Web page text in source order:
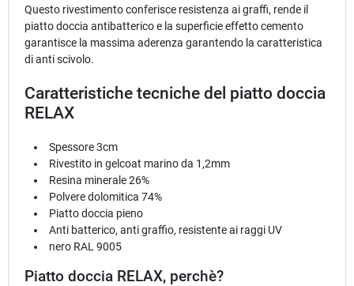
Questo rivestimento conferisce resistenza ai graffi, rende il
piatto doccia antibatterico e la superficie effetto cemento
garantisce la massima aderenza garantendo la caratteristica
di anti scivolo.
Caratteristiche tecniche del piatto doccia
RELAX
Spessore 3cm
Rivestito in gelcoat marino da 1,2mm
Resina minerale 26%
Polvere dolomitica 74%
Piatto doccia pieno
Anti batterico, anti graffio, resistente ai raggi UV
nero RAL 9005
Piatto doccia RELAX, perchè?